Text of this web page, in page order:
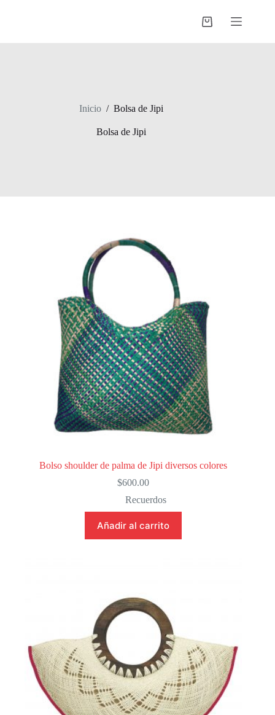
Shopping
Inicio / Bolsa de Jipi
Bolsa de Jipi
Bolso shoulder de palma de Jipi diversos colores
$600.00
Recuerdos
Añadir al carrito